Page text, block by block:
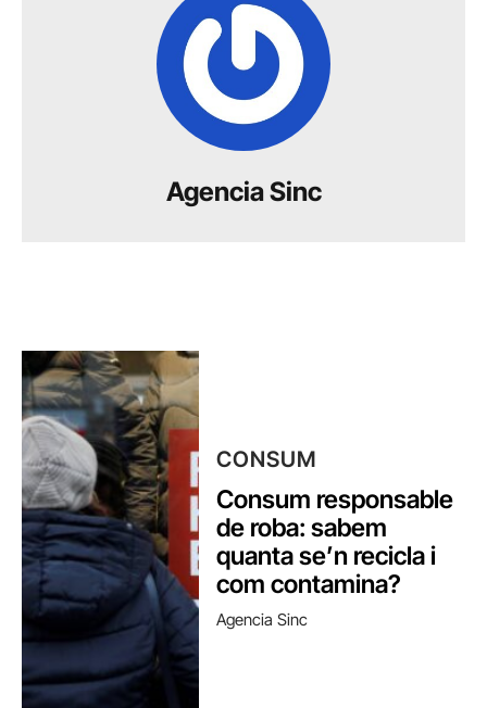
Agencia Sinc
CONSUM
Consum responsable
de roba: sabem
quanta se’n recicla i
com contamina?
Agencia Sinc